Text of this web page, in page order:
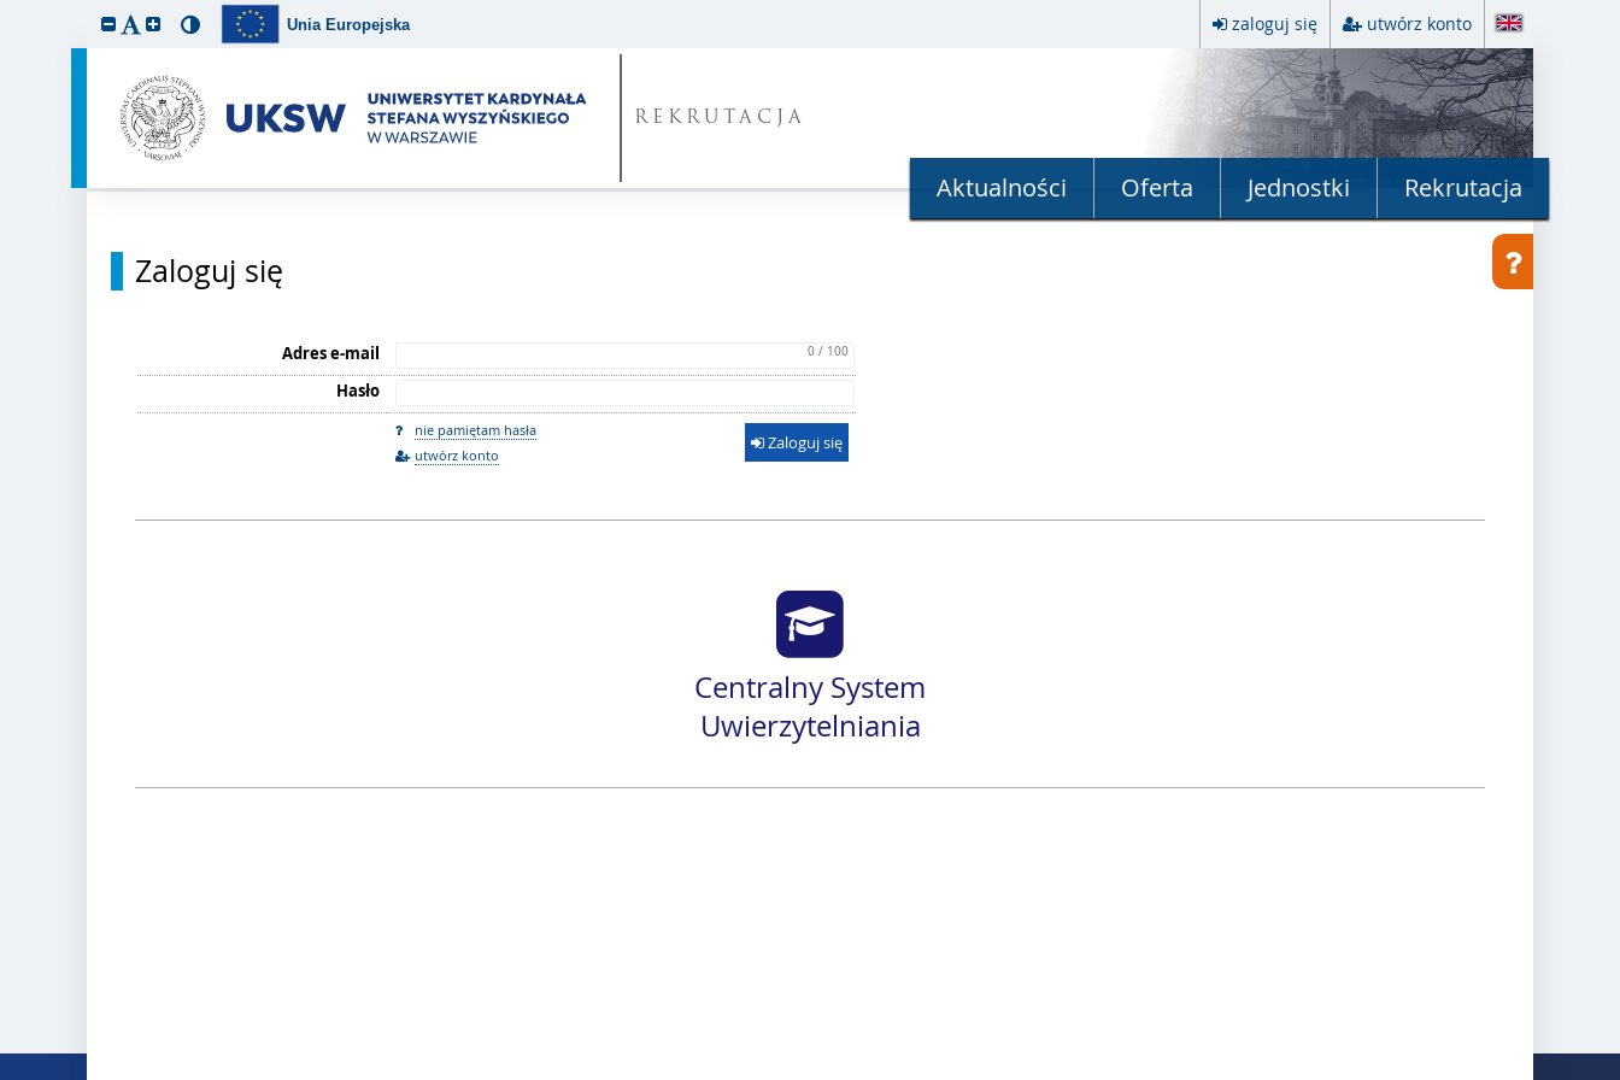
Unia Europejska zaloguj się utwórz konto
REKRUTACJA
Aktualności Oferta Jednostki Rekrutacja
Zaloguj się
Adres e-mail 0 / 100
Hasło
nie pamiętam hasła
utwórz konto
Zaloguj się
Centralny System
Uwierzytelniania